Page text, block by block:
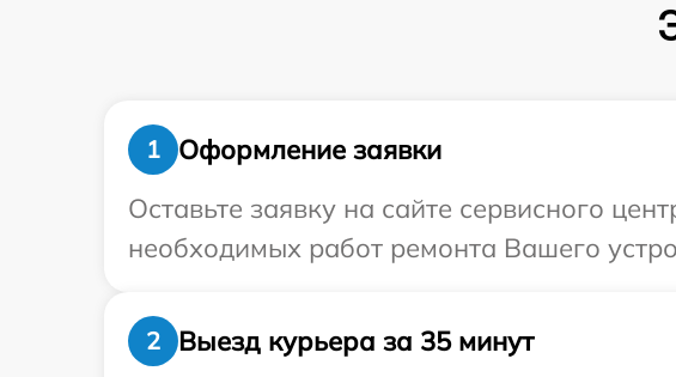
1
Оформление заявки
Оставьте заявку на сайте сервисного
необходимых работ ремонта Вашего
2
Выезд курьера за 35 минут